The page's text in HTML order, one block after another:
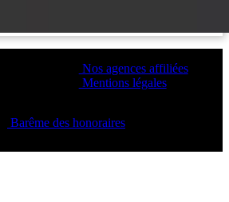
Nos agences affiliées
Mentions légales
Barême des honoraires